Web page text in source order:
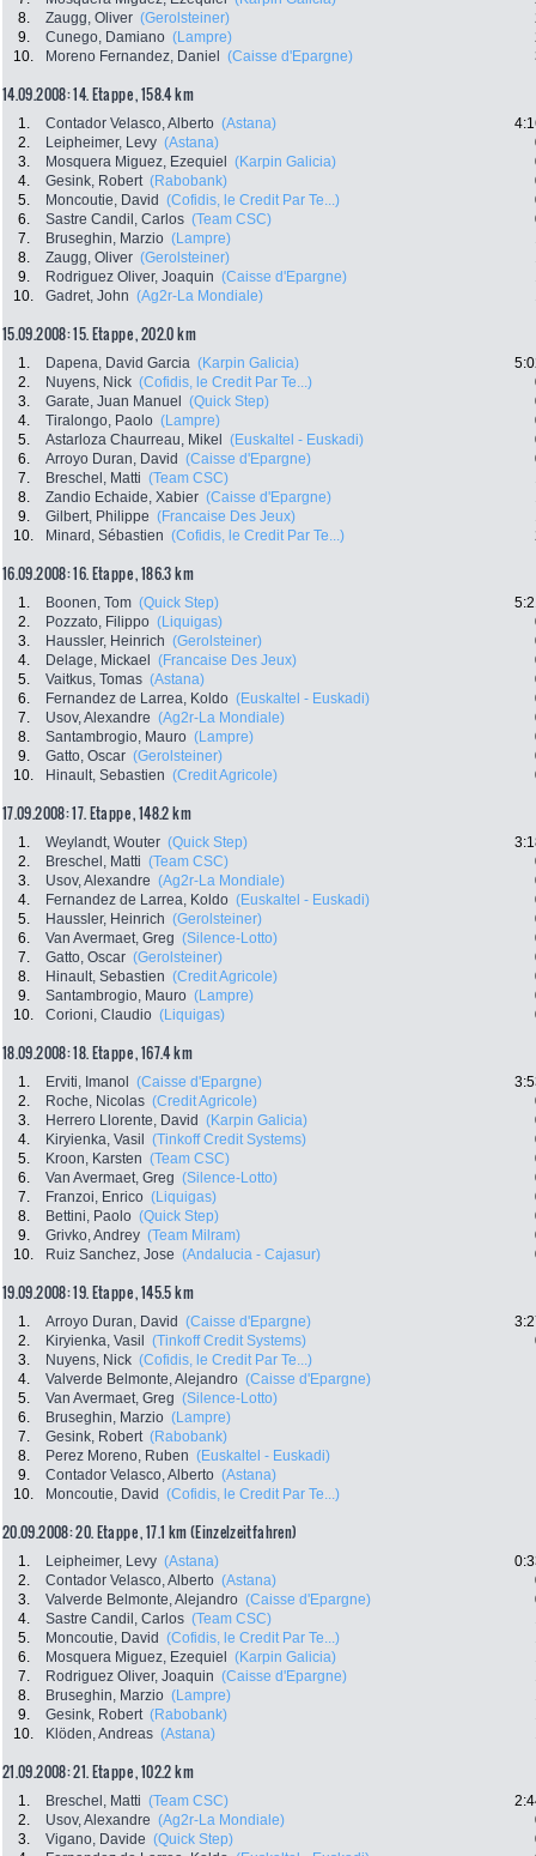
8.
Zaugg, Oliver (Gerolsteiner)
9.
Cunego, Damiano (Lampre)
10.
Moreno Fernandez, Daniel (Caisse d'Epargne)
14.09.2008: 14. Etappe , 158.4 km
1. Contador Velasco, Alberto (Astana)
2.
Leipheimer, Levy (Astana)
3.
Mosquera Miguez, Ezequiel (Karpin Galicia)
4.
Gesink, Robert (Rabobank)
5.
Moncoutie, David (Cofidis, le Credit Par Te...)
6.
Sastre Candil, Carlos (Team CSC)
7.
Bruseghin, Marzio (Lampre)
8.
Zaugg, Oliver (Gerolsteiner)
9.
Rodriguez Oliver, Joaquin (Caisse d'Epargne)
10.
Gadret, John (Ag2r-La Mondiale)
15.09.2008: 15. Etappe , 202.0 km
1. Dapena, David Garcia (Karpin Galicia)
2.
Nuyens, Nick (Cofidis, le Credit Par Te...)
3.
Garate, Juan Manuel (Quick Step)
4.
Tiralongo, Paolo (Lampre)
5.
Astarloza Chaurreau, Mikel (Euskaltel - Euskadi)
6.
Arroyo Duran, David (Caisse d'Epargne)
7.
Breschel, Matti (Team CSC)
8.
Zandio Echaide, Xabier (Caisse d'Epargne)
9.
Gilbert, Philippe (Francaise Des Jeux)
10.
Minard, Sébastien (Cofidis, le Credit Par Te...)
16.09.2008: 16. Etappe , 186.3 km
1. Boonen, Tom (Quick Step)
2.
Pozzato, Filippo (Liquigas)
3.
Haussler, Heinrich (Gerolsteiner)
4.
Delage, Mickael (Francaise Des Jeux)
5.
Vaitkus, Tomas (Astana)
6.
Fernandez de Larrea, Koldo (Euskaltel - Euskadi)
7.
Usov, Alexandre (Ag2r-La Mondiale)
8.
Santambrogio, Mauro (Lampre)
9.
Gatto, Oscar (Gerolsteiner)
10.
Hinault, Sebastien (Credit Agricole)
17.09.2008: 17. Etappe , 148.2 km
1. Weylandt, Wouter (Quick Step)
2.
Breschel, Matti (Team CSC)
3.
Usov, Alexandre (Ag2r-La Mondiale)
4.
Fernandez de Larrea, Koldo (Euskaltel - Euskadi)
5.
Haussler, Heinrich (Gerolsteiner)
6.
Van Avermaet, Greg (Silence-Lotto)
7.
Gatto, Oscar (Gerolsteiner)
8.
Hinault, Sebastien (Credit Agricole)
9.
Santambrogio, Mauro (Lampre)
10.
Corioni, Claudio (Liquigas)
18.09.2008: 18. Etappe , 167.4 km
1. Erviti, Imanol (Caisse d'Epargne)
2.
Roche, Nicolas (Credit Agricole)
3.
Herrero Llorente, David (Karpin Galicia)
4.
Kiryienka, Vasil (Tinkoff Credit Systems)
5.
Kroon, Karsten (Team CSC)
6.
Van Avermaet, Greg (Silence-Lotto)
7.
Franzoi, Enrico (Liquigas)
8.
Bettini, Paolo (Quick Step)
9.
Grivko, Andrey (Team Milram)
10.
Ruiz Sanchez, Jose (Andalucia - Cajasur)
19.09.2008: 19. Etappe , 145.5 km
1. Arroyo Duran, David (Caisse d'Epargne)
2.
Kiryienka, Vasil (Tinkoff Credit Systems)
3.
Nuyens, Nick (Cofidis, le Credit Par Te...)
4.
Valverde Belmonte, Alejandro (Caisse d'Epargne)
5.
Van Avermaet, Greg (Silence-Lotto)
6.
Bruseghin, Marzio (Lampre)
7.
Gesink, Robert (Rabobank)
8.
Perez Moreno, Ruben (Euskaltel - Euskadi)
9.
Contador Velasco, Alberto (Astana)
10.
Moncoutie, David (Cofidis, le Credit Par Te...)
20.09.2008: 20. Etappe , 17.1 km (Einzelzeitfahren)
1. Leipheimer, Levy (Astana)
2.
Contador Velasco, Alberto (Astana)
3.
Valverde Belmonte, Alejandro (Caisse d'Epargne)
4.
Sastre Candil, Carlos (Team CSC)
5.
Moncoutie, David (Cofidis, le Credit Par Te...)
6.
Mosquera Miguez, Ezequiel (Karpin Galicia)
7.
Rodriguez Oliver, Joaquin (Caisse d'Epargne)
8.
Bruseghin, Marzio (Lampre)
9.
Gesink, Robert (Rabobank)
10.
Klöden, Andreas (Astana)
21.09.2008: 21. Etappe , 102.2 km
1. Breschel, Matti (Team CSC)
2.
Usov, Alexandre (Ag2r-La Mondiale)
3.
Vigano, Davide (Quick Step)